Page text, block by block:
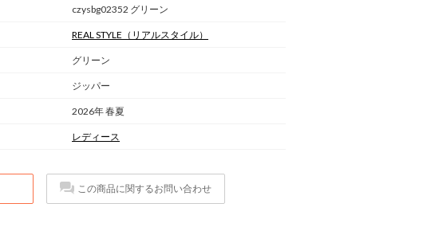
czysbg02352 グリーン
REAL STYLE （リアルスタイル）
グリーン
ジッパー
2026年 春夏
レディース
この商品に関するお問い合わせ